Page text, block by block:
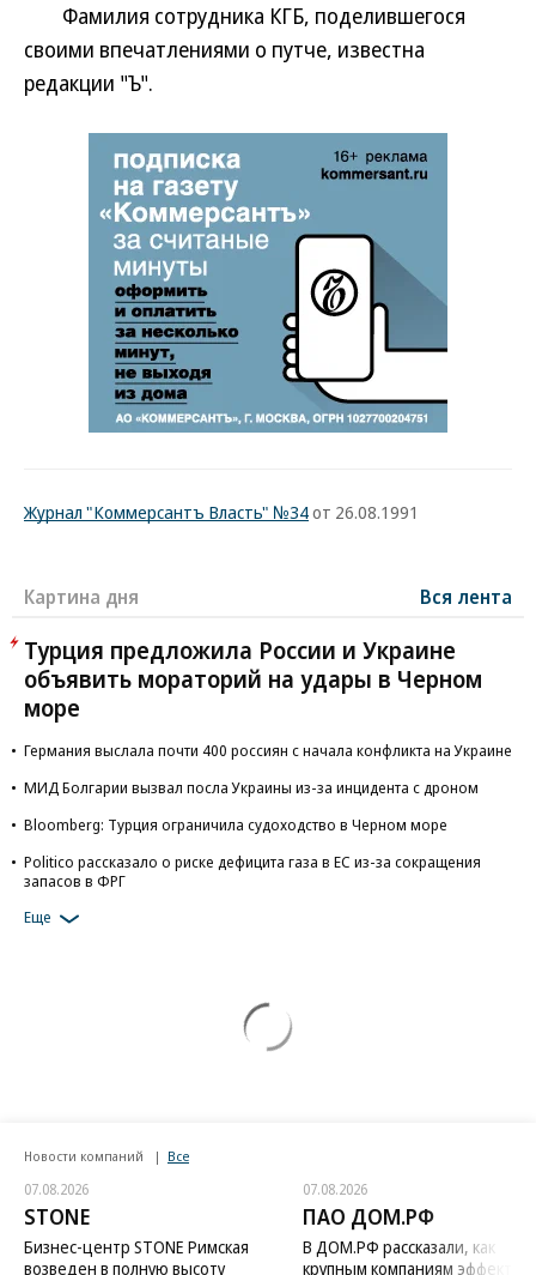
Фамилия сотрудника КГБ, поделившегося
своими впечатлениями о путче, известна
редакции "Ъ".
Журнал "Коммерсантъ Власть" №34от 26.08.1991
Картина дня Вся лента
Турция предложила России и Украине
объявить мораторий на удары в Черном
море
Германия выслала почти 400 россиян с начала конфликта на Украине
МИД Болгарии вызвал посла Украины из-за инцидента с дроном
Bloomberg: Турция ограничила судоходство в Черном море
Politico рассказало о риске дефицита газа в ЕС из-за сокращения
запасов в ФРГ
Еще
Новости компаний Все
07.08.2026
STONE
Бизнес-центр STONE Римская
возведен в полную высоту
07.08.2026
ПАО ДОМ.РФ
В ДОМ.РФ рассказали, как
крупным компаниям